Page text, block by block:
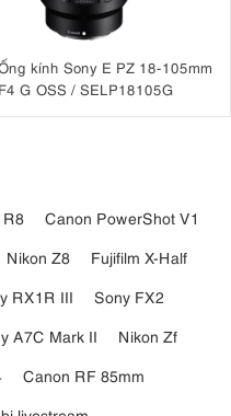
kính Sony E PZ 18-105mm
F4 G OSS / SELP18105G
Canon PowerShot V1
Nikon Z8
Fujifilm X-Half
RX1R III
Sony FX2
A7C Mark II
Nikon Zf
Canon RF 85mm